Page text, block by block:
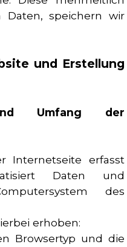
Daten, speichern wir
und Erstellung
Umfang der
Internetseite erfasst
Daten und
des
erhoben:
Browsertyp und die